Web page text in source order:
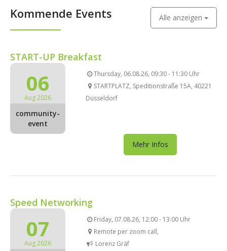
Kommende Events Alle anzeigen
START-UP Breakfast
06
Aug 2026
community-
event
Thursday, 06.08.26, 09:30 - 11:30 Uhr
STARTPLATZ, Speditionstraße 15A, 40221
Düsseldorf
Mehr Infos
Speed Networking
07
Aug 2026
Friday, 07.08.26, 12:00 - 13:00 Uhr
Remote per zoom call,
Lorenz Gräf